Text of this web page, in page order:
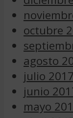
octubre
agosto
julio 2017
junio
mayo